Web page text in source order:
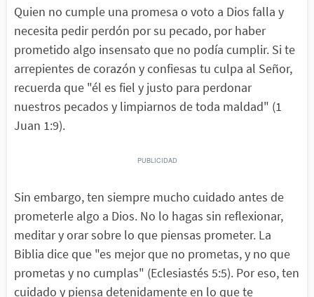
Quien no cumple una promesa o voto a Dios falla y
necesita pedir perdón por su pecado, por haber
prometido algo insensato que no podía cumplir. Si te
arrepientes de corazón y confiesas tu culpa al Señor,
recuerda que "él es fiel y justo para perdonar
nuestros pecados y limpiarnos de toda maldad" (1
Juan 1:9).
Sin embargo, ten siempre mucho cuidado antes de
prometerle algo a Dios. No lo hagas sin reflexionar,
meditar y orar sobre lo que piensas prometer. La
Biblia dice que "es mejor que no prometas, y no que
prometas y no cumplas" (Eclesiastés 5:5). Por eso, ten
cuidado y piensa detenidamente en lo que te